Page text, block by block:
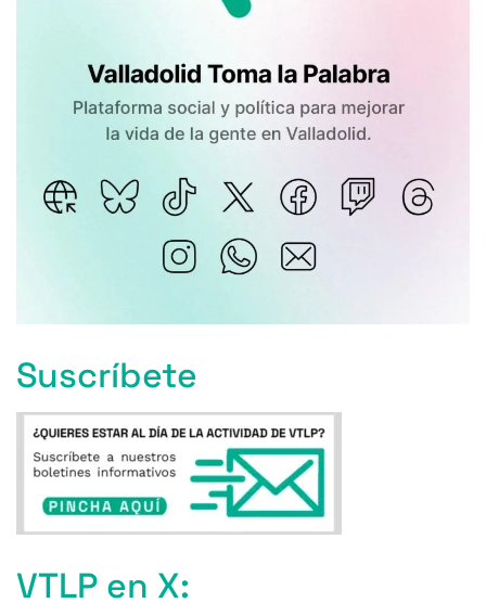
Suscríbete
VTLP en X: